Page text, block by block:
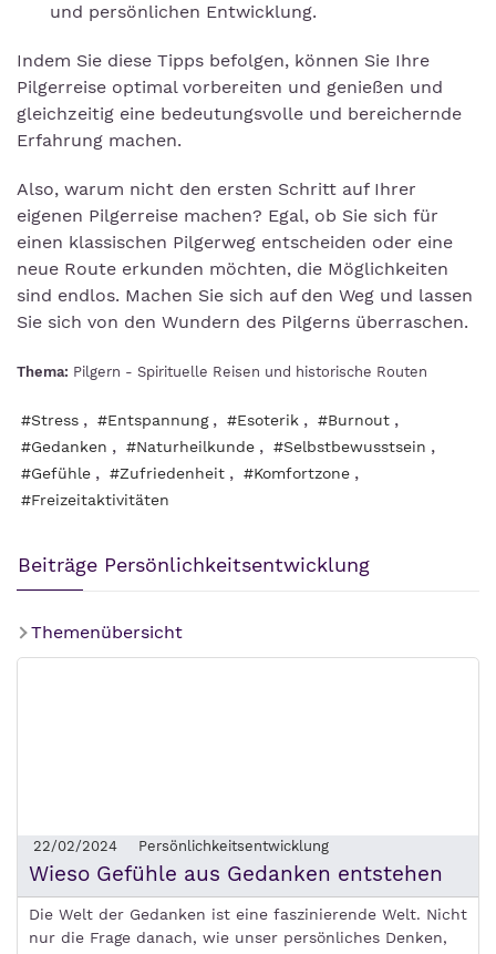
und persönlichen Entwicklung.
Indem Sie diese Tipps befolgen, können Sie Ihre
Pilgerreise optimal vorbereiten und genießen und
gleichzeitig eine bedeutungsvolle und bereichernde
Erfahrung machen.
Also, warum nicht den ersten Schritt auf Ihrer
eigenen Pilgerreise machen? Egal, ob Sie sich für
einen klassischen Pilgerweg entscheiden oder eine
neue Route erkunden möchten, die Möglichkeiten
sind endlos. Machen Sie sich auf den Weg und lassen
Sie sich von den Wundern des Pilgerns überraschen.
Thema: Pilgern - Spirituelle Reisen und historische Routen
#Stress , #Entspannung , #Esoterik , #Burnout ,
#Gedanken , #Naturheilkunde , #Selbstbewusstsein ,
#Gefühle , #Zufriedenheit , #Komfortzone ,
#Freizeitaktivitäten
Beiträge Persönlichkeitsentwicklung
Themenübersicht
22/02/2024 Persönlichkeitsentwicklung
Wieso Gefühle aus Gedanken entstehen
Die Welt der Gedanken ist eine faszinierende Welt. Nicht
nur die Frage danach, wie unser persönliches Denken,